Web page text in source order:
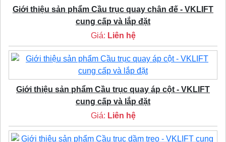
Giới thiệu sản phẩm Cầu trục quay chân đế - VKLIFT
cung cấp và lắp đặt
Giá: Liên hệ
Giới thiệu sản phẩm Cầu trục quay áp cột - VKLIFT
cung cấp và lắp đặt
Giá: Liên hệ